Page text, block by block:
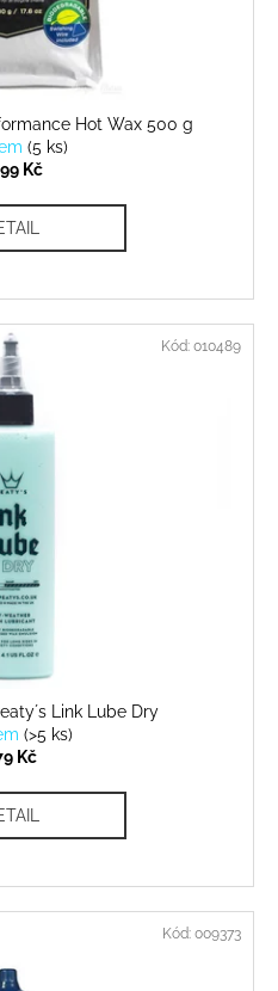
Hot Wax 500 g
(5 ks)
Kč
Link Lube Dry
(>5 ks)
Kč
Kód: 010489
Kód: 009373